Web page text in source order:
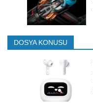
DOSYA KONUSU